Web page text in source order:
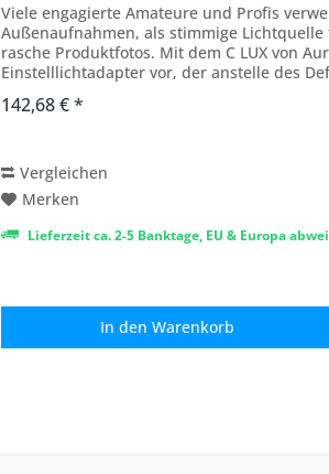
Viele engagierte Amateure und Profis
Außenaufnahmen, als stimmige
rasche Produktfotos. Mit dem C LUX von
Einstelllichtadapter vor, der anstelle des
142,68 € *
Vergleichen
Merken
Lieferzeit ca. 2-5 Banktage, EU & Europa
In den Warenkorb